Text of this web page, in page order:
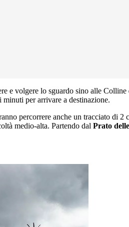
e volgere lo sguardo sino alle
minuti per arrivare a destinazione.
percorrere anche un tracciato di 2
medio-alta. Partendo dal Prato